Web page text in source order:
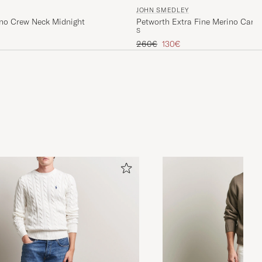
Crew Neck Midnight
JOHN SMEDLEY
Petworth Extra Fine Merino
S
Tavallinen hinta
260€ Alennettu hinta
130€